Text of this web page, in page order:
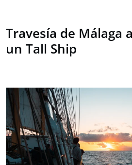
Travesía de Málaga
un Tall Ship